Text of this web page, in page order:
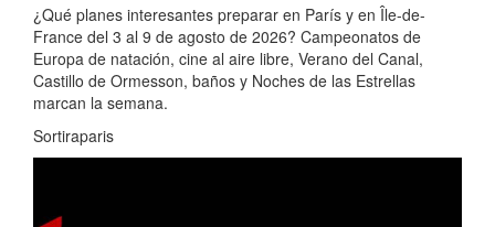
¿Qué planes interesantes preparar en París y en Île-de-
France del 3 al 9 de agosto de 2026? Campeonatos de
Europa de natación, cine al aire libre, Verano del Canal,
Castillo de Ormesson, baños y Noches de las Estrellas
marcan la semana.
Sortiraparis